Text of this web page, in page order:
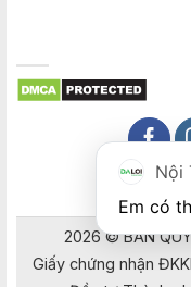
2026 © BẢN
Giấy chứng nhận
Nội